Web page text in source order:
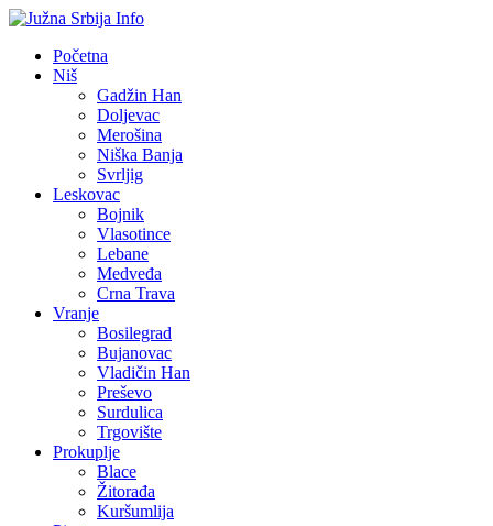
Početna
Niš
Gadžin Han
Doljevac
Merošina
Niška Banja
Svrljig
Leskovac
Bojnik
Vlasotince
Lebane
Medveđa
Crna Trava
Vranje
Bosilegrad
Bujanovac
Vladičin Han
Preševo
Surdulica
Trgovište
Prokuplje
Blace
Žitorađa
Kuršumlija